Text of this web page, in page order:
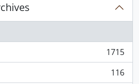
1715
116